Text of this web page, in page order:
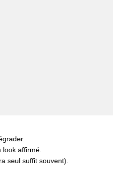
affirmé.
seul suffit souvent).